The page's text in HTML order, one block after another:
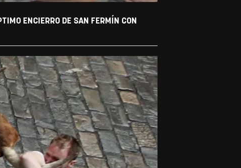
ENCIERRO DE SAN FERMÍN CON